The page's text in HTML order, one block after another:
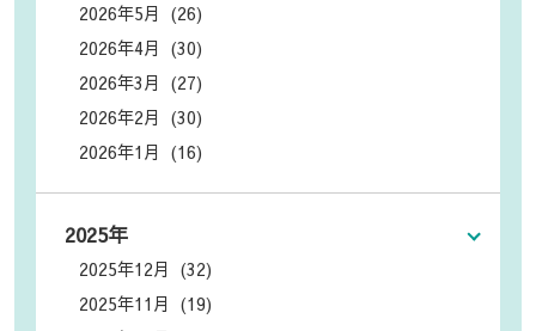
2026年5月 (26)
2026年4月 (30)
2026年3月 (27)
2026年2月 (30)
2026年1月 (16)
2025年
2025年12月 (32)
2025年11月 (19)